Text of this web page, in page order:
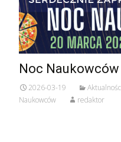
Noc Naukowców
2026-03-19
Naukowców
redaktor